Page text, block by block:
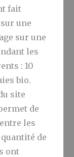
fait
une
sur une
les
: 10
bio.
site
de
les
de
ont